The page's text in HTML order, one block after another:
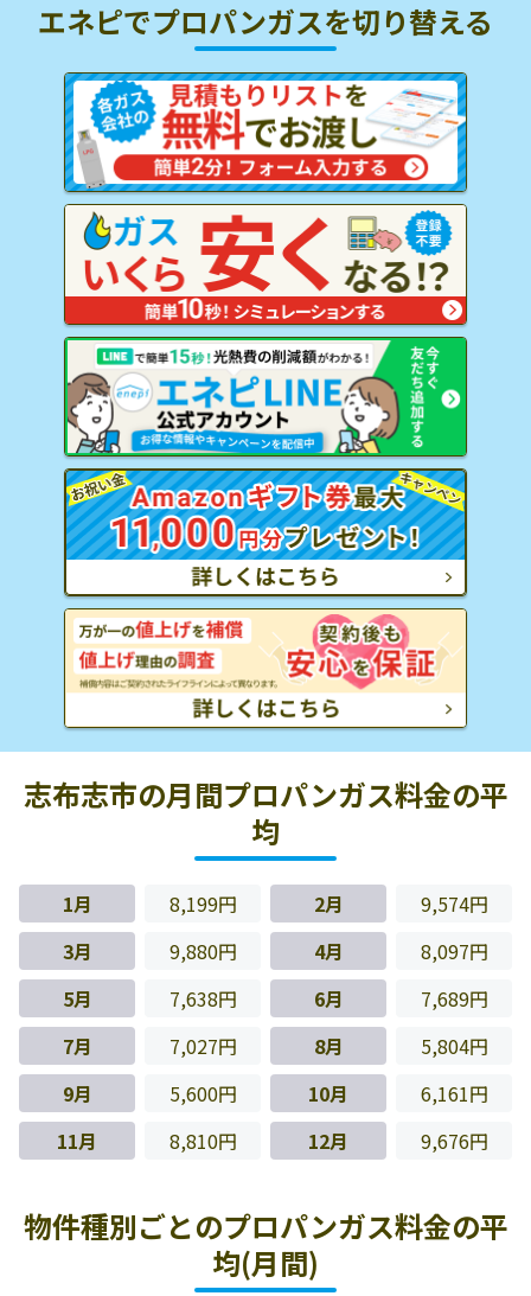
エネピでプロパンガスを切り替える
志布志市の月間プロパンガス料金の平
均
1月 8,199円 2月
9,574円
3月
9,880円 4月
8,097円
5月
7,638円 6月
7,689円
7月
7,027円 8月
5,804円
9月
5,600円 10月
6,161円
11月
8,810円 12月 9,676円
物件種別ごとのプロパンガス料金の平
均(月間)